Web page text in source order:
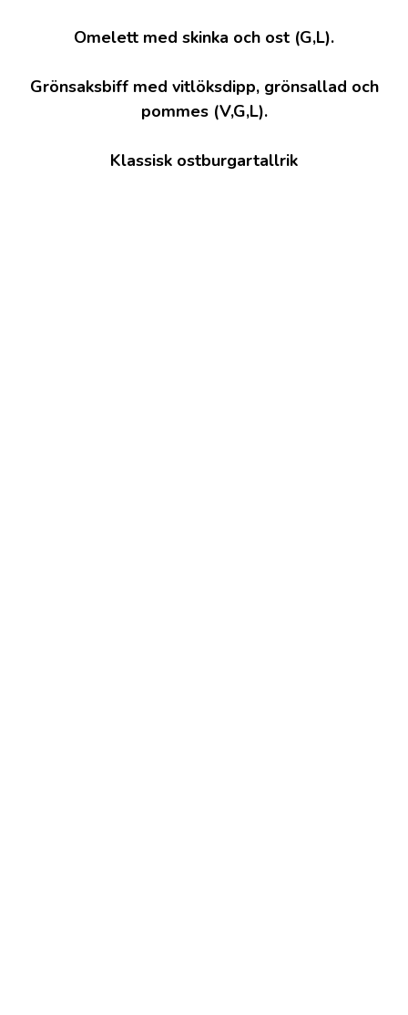
Omelett med skinka och ost (G,L).
Grönsaksbiff med vitlöksdipp, grönsallad och
pommes (V,G,L).
Klassisk ostburgartallrik